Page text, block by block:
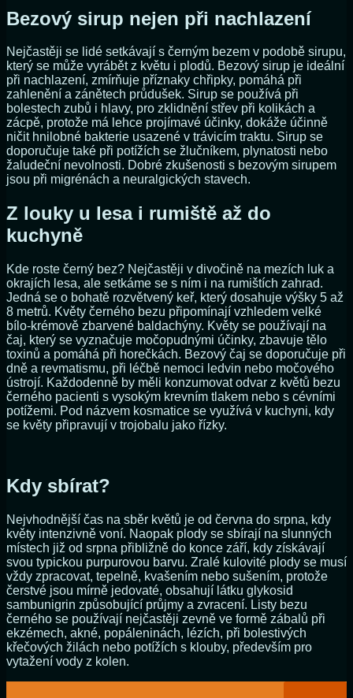
Bezový sirup nejen při nachlazení
Nejčastěji se lidé setkávají s černým bezem v podobě sirupu,
který se může vyrábět z květu i plodů. Bezový sirup je ideální
při nachlazení, zmírňuje příznaky chřipky, pomáhá při
zahlenění a zánětech průdušek. Sirup se používá při
bolestech zubů i hlavy, pro zklidnění střev při kolikách a
zácpě, protože má lehce projímavé účinky, dokáže účinně
ničit hnilobné bakterie usazené v trávicím traktu. Sirup se
doporučuje také při potížích se žlučníkem, plynatosti nebo
žaludeční nevolnosti. Dobré zkušenosti s bezovým sirupem
jsou při migrénách a neuralgických stavech.
Z louky u lesa i rumiště až do
kuchyně
Kde roste černý bez? Nejčastěji v divočině na mezích luk a
okrajích lesa, ale setkáme se s ním i na rumištích zahrad.
Jedná se o bohatě rozvětvený keř, který dosahuje výšky 5 až
8 metrů. Květy černého bezu připomínají vzhledem velké
bílo-krémově zbarvené baldachýny. Květy se používají na
čaj, který se vyznačuje močopudnými účinky, zbavuje tělo
toxinů a pomáhá při horečkách. Bezový čaj se doporučuje při
dně a revmatismu, při léčbě nemoci ledvin nebo močového
ústrojí. Každodenně by měli konzumovat odvar z květů bezu
černého pacienti s vysokým krevním tlakem nebo s cévními
potížemi. Pod názvem kosmatice se využívá v kuchyni, kdy
se květy připravují v trojobalu jako řízky.
Kdy sbírat?
Nejvhodnější čas na sběr květů je od června do srpna, kdy
květy intenzivně voní. Naopak plody se sbírají na slunných
místech již od srpna přibližně do konce září, kdy získávají
svou typickou purpurovou barvu. Zralé kulovité plody se musí
vždy zpracovat, tepelně, kvašením nebo sušením, protože
čerstvé jsou mírně jedovaté, obsahují látku glykosid
sambunigrin způsobující průjmy a zvracení. Listy bezu
černého se používají nejčastěji zevně ve formě zábalů při
ekzémech, akné, popáleninách, lézích, při bolestivých
křečových žilách nebo potížích s klouby, především pro
vytažení vody z kolen.